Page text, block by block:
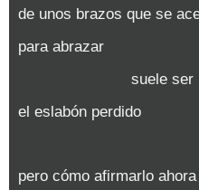
de unos brazos que se
para abrazar
suele ser
el eslabón perdido
pero cómo afirmarlo ahora